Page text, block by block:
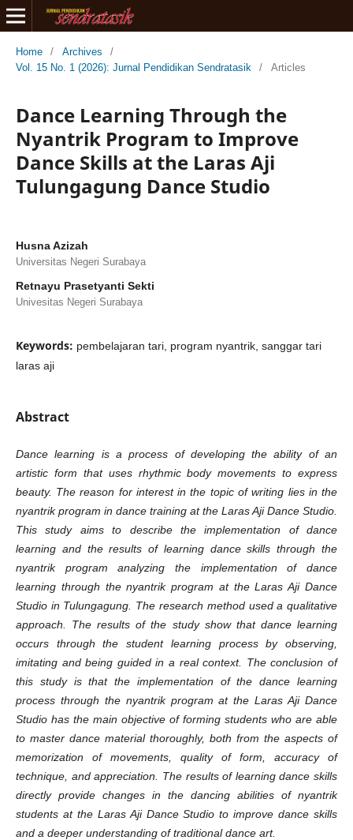
Home / Archives
/
Vol. 15 No. 1 (2026): Jurnal Pendidikan Sendratasik
/ Articles
Dance Learning Through the
Nyantrik Program to Improve
Dance Skills at the Laras Aji
Tulungagung Dance Studio
Husna Azizah
Universitas Negeri Surabaya
Retnayu Prasetyanti Sekti
Univesitas Negeri Surabaya
Keywords: pembelajaran tari, program nyantrik, sanggar tari
laras aji
Abstract
Dance learning is a process of developing the ability of an
artistic form that uses rhythmic body movements to express
beauty. The reason for interest in the topic of writing lies in the
nyantrik program in dance training at the Laras Aji Dance Studio.
This study aims to describe the implementation of dance
learning and the results of learning dance skills through the
nyantrik program analyzing the implementation of dance
learning through the nyantrik program at the Laras Aji Dance
Studio in Tulungagung. The research method used a qualitative
approach. The results of the study show that dance learning
occurs through the student learning process by observing,
imitating and being guided in a real context. The conclusion of
this study is that the implementation of the dance learning
process through the nyantrik program at the Laras Aji Dance
Studio has the main objective of forming students who are able
to master dance material thoroughly, both from the aspects of
memorization of movements, quality of form, accuracy of
technique, and appreciation. The results of learning dance skills
directly provide changes in the dancing abilities of nyantrik
students at the Laras Aji Dance Studio to improve dance skills
and a deeper understanding of traditional dance art.